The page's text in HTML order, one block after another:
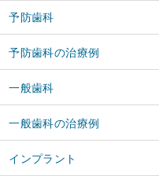
予防歯科
予防歯科の治療例
一般歯科
一般歯科の治療例
インプラント